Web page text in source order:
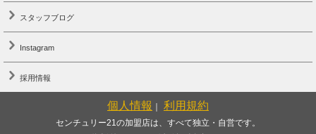
スタッフブログ
Instagram
採用情報
個人情報 ｜ 利用規約
センチュリー21の加盟店は、すべて独立・自営です。